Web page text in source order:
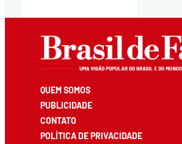
QUEM SOMOS
PUBLICIDADE
CONTATO
POLÍTICA DE PRIVACIDADE